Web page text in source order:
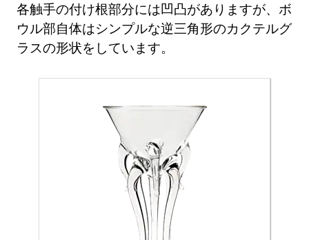
各触手の付け根部分には凹凸がありますが、ボ
ウル部自体はシンプルな逆三角形のカクテルグ
ラスの形状をしています。